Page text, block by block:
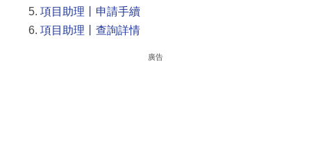
項目助理丨申請手續
項目助理丨查詢詳情
廣告